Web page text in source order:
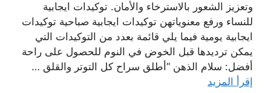
وتعزيز الشعور بالاسترخاء والأمان. توكيدات ايجابية
للنساء ورفع معنوياتهن توكيدات ايجابية صباحية توكيدات
ايجابية يومية فيما يلي قائمة بعدد من التوكيدات التي
يمكن ترديدها قبل الخوض في النوم للحصول على راحة
أفضل: سلام الذهن “أطلق سراح كل التوتر والقلق …
إقرأ المزيد